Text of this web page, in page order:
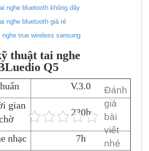
nghe bluetooth không dây
nghe bluetooth giá rẻ
nghe true wireless sansung
thuật tai nghe
Q5
V.3.0
gian
220h
nhạc
7h
Đánh
giá
bài
viết
nhé